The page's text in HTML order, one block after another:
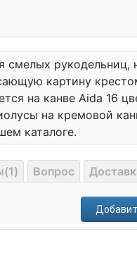
смелых
картину
на канве Aida 16
на кремовой
каталоге.
Вопрос